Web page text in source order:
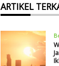
ARTIKEL